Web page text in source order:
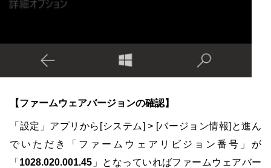
【ファームウェアバージョンの確認】
「設定」アプリから[システム] > [バージョン情報]と進ん
でいただき「ファームウェアリビジョン番号」が
「 1028.020.001.45 」となっていればファームウェアバー